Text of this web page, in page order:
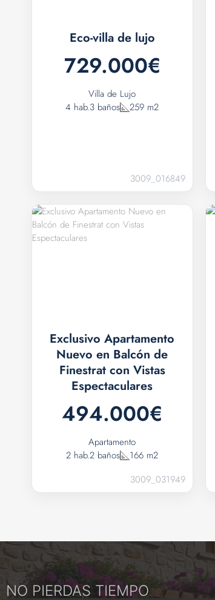
Eco-villa de lujo
729.000€
Villa de Lujo
4 hab.3 baños 259 m2
3009_016849
Exclusivo Apartamento
Nuevo en Balcón de
Finestrat con Vistas
Espectaculares
494.000€
Apartamento
2 hab.2 baños
166 m2
3009_031949
NO PIERDAS TIEMPO